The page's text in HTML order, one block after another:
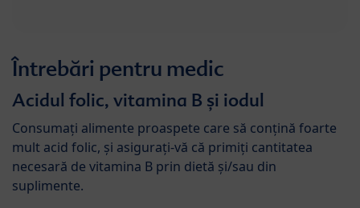
Întrebări pentru medic
Acidul folic, vitamina B și iodul
Consumați alimente proaspete care să conțină foarte
mult acid folic, și asigurați-vă că primiți cantitatea
necesară de vitamina B prin dietă și/sau din
suplimente.